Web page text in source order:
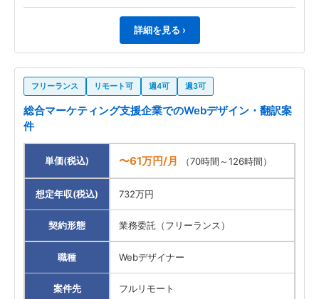
詳細を見る ›
フリーランス リモート可 週4可 週3可
総合マーケティング支援企業でのWebデザイン・翻訳案
件
単価(税込) 〜61万円/月 （70時間～126時間）
想定年収(税込) 732万円
契約形態 業務委託（フリーランス）
職種 Webデザイナー
案件先 フルリモート